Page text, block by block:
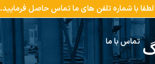
با شماره تلفن های ما تماس حاصل فرمایید.
تماس با ما